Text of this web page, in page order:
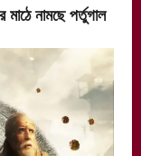
নামছে পর্তুগাল